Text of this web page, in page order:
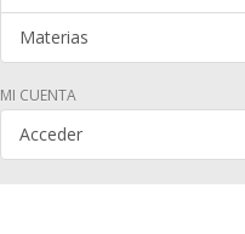
Materias
MI CUENTA
Acceder